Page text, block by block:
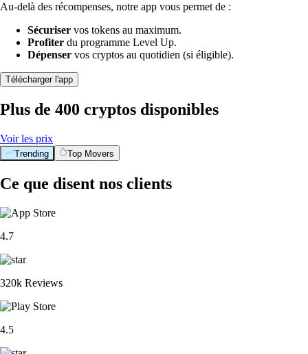
Au-delà des récompenses, notre app vous permet de :
Sécuriser vos tokens au maximum.
Profiter du programme Level Up.
Dépenser vos cryptos au quotidien (si éligible).
Télécharger l'app
Plus de 400 cryptos disponibles
Voir les prix
Trending Top Movers
Ce que disent nos clients
4.7
320k Reviews
4.5